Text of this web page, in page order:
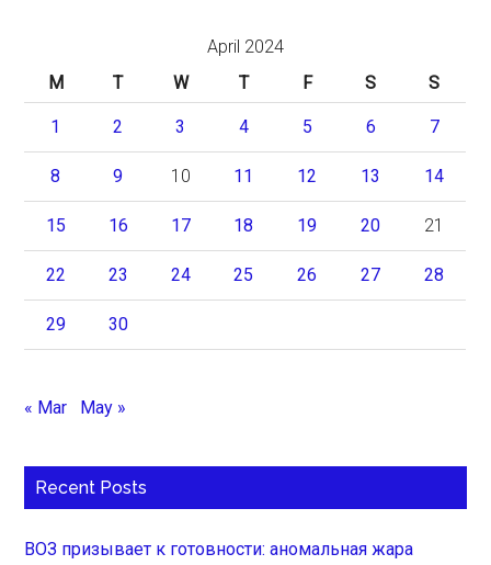
April 2024
M
T W T F S S
1 2 3 4 5 6 7
8 9 10 11 12 13 14
15 16 17 18 19 20 21
22 23 24 25 26 27 28
29 30
« Mar May »
Recent Posts
ВОЗ призывает к готовности: аномальная жара